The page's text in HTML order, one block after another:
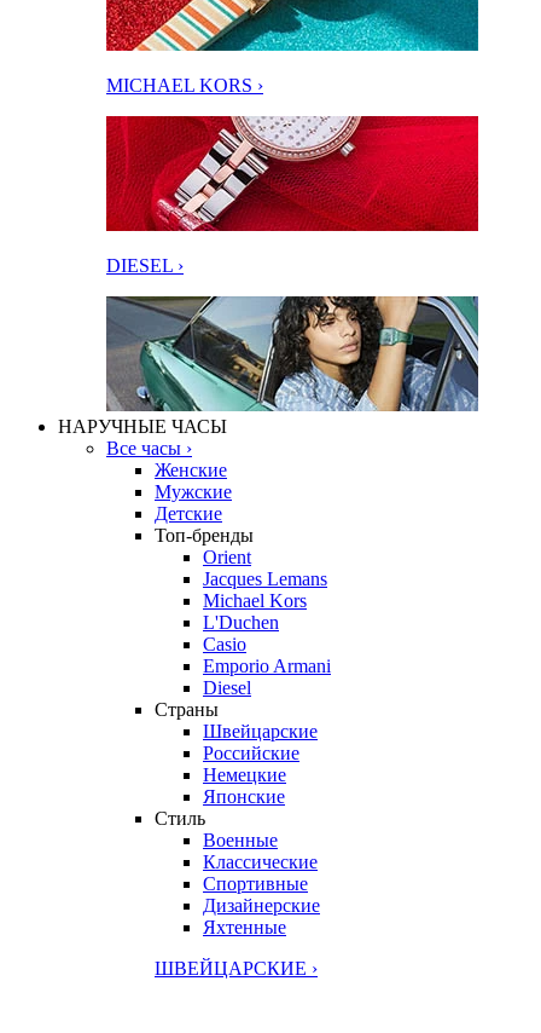
MICHAEL KORS ›
DIESEL ›
НАРУЧНЫЕ ЧАСЫ
Все часы ›
Женские
Мужские
Детские
Топ-бренды
Orient
Jacques Lemans
Michael Kors
L'Duchen
Casio
Emporio Armani
Diesel
Страны
Швейцарские
Российские
Немецкие
Японские
Стиль
Военные
Классические
Спортивные
Дизайнерские
Яхтенные
ШВЕЙЦАРСКИЕ ›